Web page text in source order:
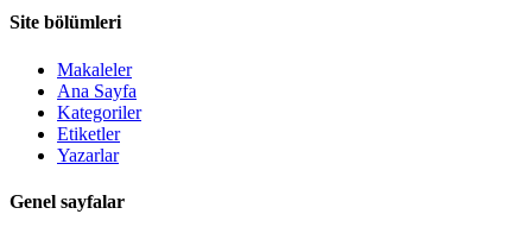
Site bölümleri
Makaleler
Ana Sayfa
Kategoriler
Etiketler
Yazarlar
Genel sayfalar